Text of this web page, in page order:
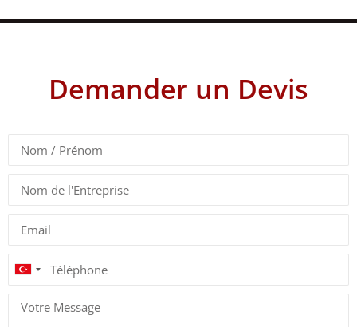
Demander un Devis
Turkey